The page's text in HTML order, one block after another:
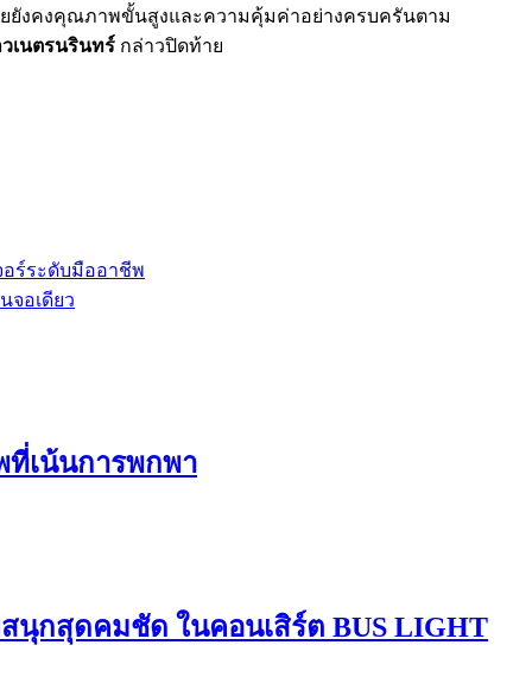
ยยังคงคุณภาพขั้นสูงและความคุ้มค่าอย่างครบครันตาม
เนตรนรินทร์ กล่าวปิดท้าย
อร์ระดับมืออาชีพ
จอเดียว
ที่เน้นการพกพา
นุกสุดคมชัด ในคอนเสิร์ต BUS LIGHT